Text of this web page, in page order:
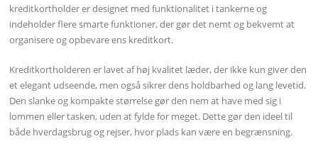
kreditkortholder er designet med funktionalitet i tankerne og
indeholder flere smarte funktioner, der gør det nemt og bekvemt at
organisere og opbevare ens kreditkort.
Kreditkortholderen er lavet af høj kvalitet læder, der ikke kun giver den
et elegant udseende, men også sikrer dens holdbarhed og lang levetid.
Den slanke og kompakte størrelse gør den nem at have med sig i
lommen eller tasken, uden at fylde for meget. Dette gør den ideel til
både hverdagsbrug og rejser, hvor plads kan være en begrænsning.